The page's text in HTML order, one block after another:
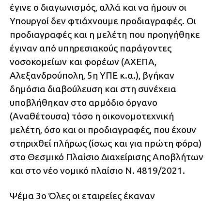
έγινε ο διαγωνισμός, αλλά και να ήμουν οι
Υπουργοί δεν φτιάχνουμε προδιαγραφές. Οι
προδιαγραφές και η μελέτη που προηγήθηκε
έγιναν από υπηρεσιακούς παράγοντες
νοσοκομείων και φορέων (ΑΧΕΠΑ,
Αλεξανδρούπολη, 5η ΥΠΕ κ.α.), βγήκαν
δημόσια διαβούλευση και στη συνέχεια
υποβλήθηκαν στο αρμόδιο όργανο
(Αναθέτουσα) τόσο η οικονομοτεχνική
μελέτη, όσο και οι προδιαγραφές, που έχουν
στηριχθεί πλήρως (ίσως και για πρώτη φόρα)
στο Θεσμικό Πλαίσιο Διαχείρισης Αποβλήτων
και στο νέο νομικό πλαίσιο Ν. 4819/2021.
Ψέμα 3ο Όλες οι εταιρείες έκαναν